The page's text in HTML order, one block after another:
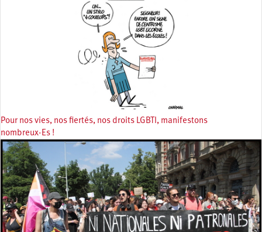
Pour nos vies, nos fiertés, nos droits LGBTI, manifestons
nombreux·Es !